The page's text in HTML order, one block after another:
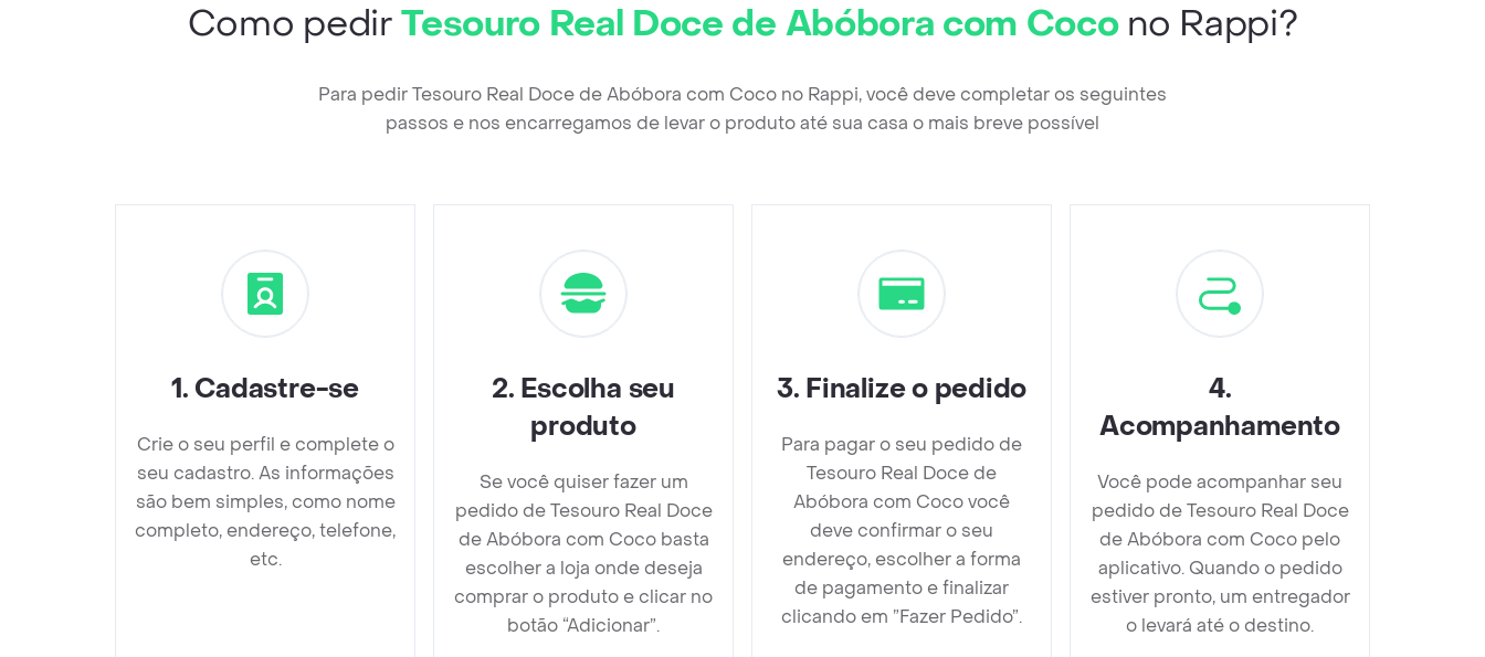
Como pedirTesouro Real Doce de Abóbora com Cocono Rappi?
Para pedir Tesouro Real Doce de Abóbora com Coco no Rappi, você deve completar os seguintes
passos e nos encarregamos de levar o produto até sua casa o mais breve possível
1. Cadastre-se
Crie o seu perfil e complete o
seu cadastro. As informações
são bem simples, como nome
completo, endereço, telefone,
etc.
2. Escolha seu
produto
Se você quiser fazer um
pedido de Tesouro Real Doce
de Abóbora com Coco basta
escolher a loja onde deseja
comprar o produto e clicar no
botão “Adicionar”.
3. Finalize o pedido
Para pagar o seu pedido de
Tesouro Real Doce de
Abóbora com Coco você
deve confirmar o seu
endereço, escolher a forma
de pagamento e finalizar
clicando em ”Fazer Pedido”.
4.
Acompanhamento
Você pode acompanhar seu
pedido de Tesouro Real Doce
de Abóbora com Coco pelo
aplicativo. Quando o pedido
estiver pronto, um entregador
o levará até o destino.